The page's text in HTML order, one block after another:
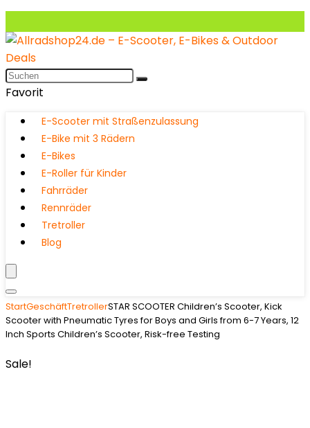
Favorit
E-Scooter mit Straßenzulassung
E-Bike mit 3 Rädern
E-Bikes
E-Roller für Kinder
Fahrräder
Rennräder
Tretroller
Blog
StartGeschäftTretrollerSTAR SCOOTER Children’s Scooter, Kick
Scooter with Pneumatic Tyres for Boys and Girls from 6-7 Years, 12
Inch Sports Children’s Scooter, Risk-free Testing
Sale!